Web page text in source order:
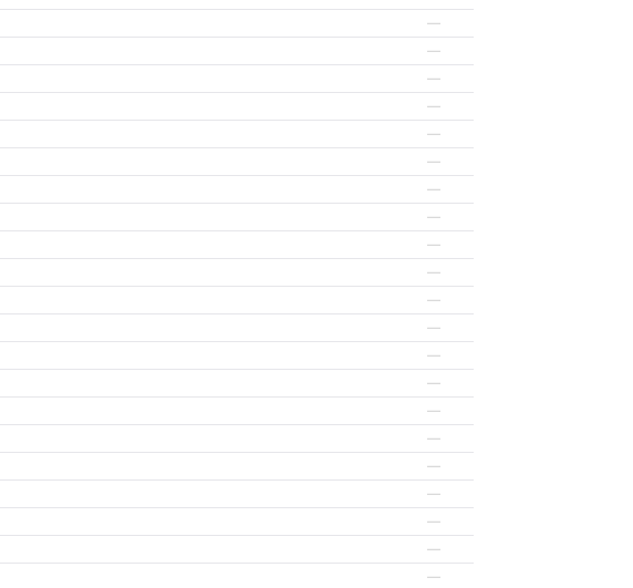
—
—
—
—
—
—
—
—
—
—
—
—
—
—
—
—
—
—
—
—
—